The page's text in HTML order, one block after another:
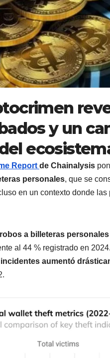
y un
Report de Chainalysis
personales, que se
en un contexto donde
a billeteras
al 44 % registrado en
aumentó